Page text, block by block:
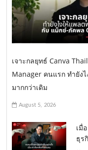
เจาะกลยุทธ์ Canva
Manager คนแรก ทำยัง
มากกว่าเดิม
August 5, 2026
เมื่
ธุร